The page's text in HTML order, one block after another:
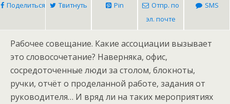
Поделиться Твитнуть Pin
Отпр. по
эл. почте
SMS
Рабочее совещание. Какие ассоциации вызывает
это словосочетание? Наверняка, офис,
сосредоточенные люди за столом, блокноты,
ручки, отчёт о проделанной работе, задания от
руководителя… И вряд ли на таких мероприятиях